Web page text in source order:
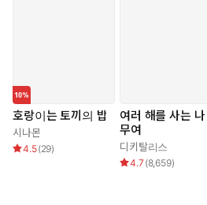
호랑이는 토끼의 밥
시나몬
4.5(29)
여러 해를 사는 나
무여
디키탈리스
4.7 (8,659)